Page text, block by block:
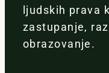
ljudskih prava
zastupanje,
obrazovanje.